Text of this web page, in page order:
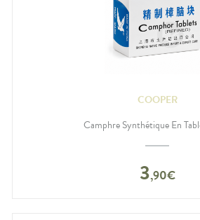
COOPER
Camphre Synthétique En
3,90€